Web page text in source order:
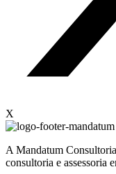
X
A Mandatum
consultoria e assessoria